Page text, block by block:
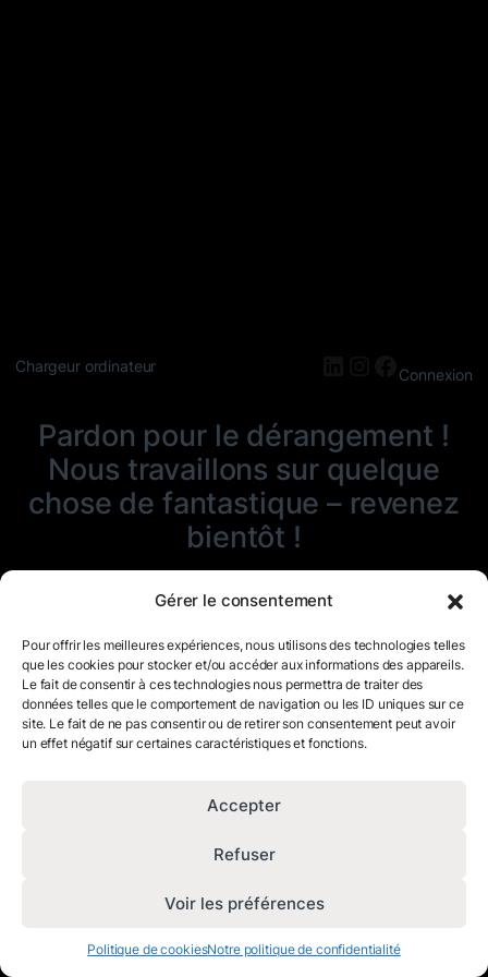
Gérer le consentement
Pour offrir les meilleures expériences, nous utilisons des technologies telles
que les cookies pour stocker et/ou accéder aux informations des appareils.
Le fait de consentir à ces technologies nous permettra de traiter des
données telles que le comportement de navigation ou les ID uniques sur ce
site. Le fait de ne pas consentir ou de retirer son consentement peut avoir
un effet négatif sur certaines caractéristiques et fonctions.
Accepter
Refuser
Voir les préférences
Politique de cookiesNotre politique de confidentialité
Chargeur ordinateur LinkedIn
Instagram
Connexion
Pardon pour le dérangement !
Nous travaillons sur quelque
chose de fantastique – revenez
bientôt !